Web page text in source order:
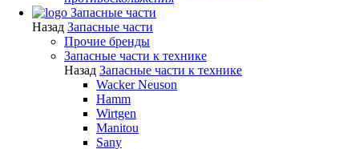
Запасные части
Назад Запасные части
Прочие бренды
Запасные части к технике
Назад Запасные части к технике
Wacker Neuson
Hamm
Wirtgen
Manitou
Sany